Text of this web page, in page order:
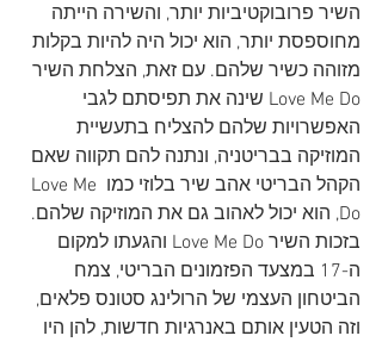
השיר פרובוקטיביות יותר, והשירה הייתה
מחוספסת יותר, הוא יכול היה להיות בקלות
מזוהה כשיר שלהם. עם זאת, הצלחת השיר
Love Me Do שינה את תפיסתם לגבי
האפשרויות שלהם להצליח בתעשיית
המוזיקה בבריטניה, ונתנה להם תקווה שאם
הקהל הבריטי אהב שיר בלוזי כמו Love Me
Do, הוא יכול לאהוב גם את המוזיקה שלהם.
בזכות השיר Love Me Do והגעתו למקום
ה-17 במצעד הפזמונים הבריטי, צמח
הביטחון העצמי של הרולינג סטונס פלאים,
וזה הטעין אותם באנרגיות חדשות, להן היו